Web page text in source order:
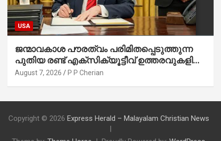
USA
ജന്മാവകാശ പൗരത്വം പരിമിതപ്പെടുത്തുന്ന
പുതിയ രണ്ട് എക്സിക്യൂട്ടീവ് ഉത്തരവുകളിൽ
ട്രംപ് ഒപ്പുവെച്ചു
August 7, 2026 P P Cherian
Copyright © 2026 Express Herald – Malayalam Christian News